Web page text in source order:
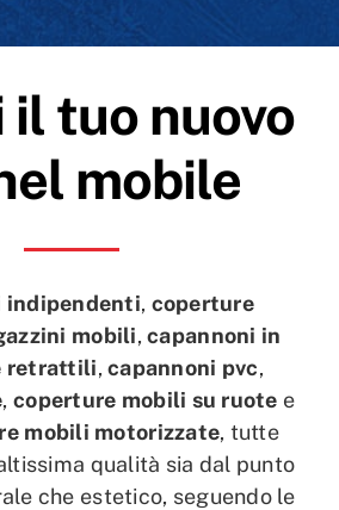
tuo nuovo
mobile
indipendenti, coperture
mobili,capannoni in
retrattili,capannoni pvc,
,coperture mobili su ruote e
mobili motorizzate, tutte
qualità sia dal punto
che estetico, seguendo le